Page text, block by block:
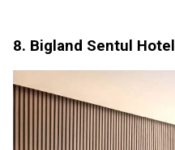
8. Bigland Sentul Hotel